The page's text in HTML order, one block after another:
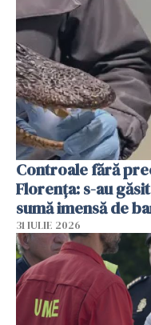
Controale fără
Florența: s-au
sumă imensă de
31 IULIE 2026